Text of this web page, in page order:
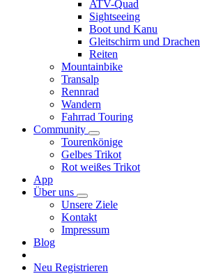
ATV-Quad
Sightseeing
Boot und Kanu
Gleitschirm und Drachen
Reiten
Mountainbike
Transalp
Rennrad
Wandern
Fahrrad Touring
Community
Tourenkönige
Gelbes Trikot
Rot weißes Trikot
App
Über uns
Unsere Ziele
Kontakt
Impressum
Blog
Neu Registrieren